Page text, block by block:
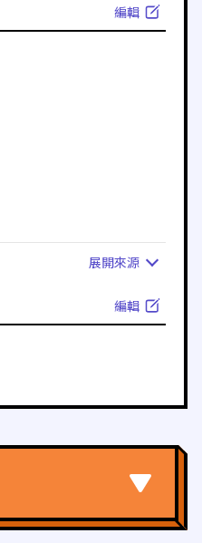
編輯
展開來源
編輯